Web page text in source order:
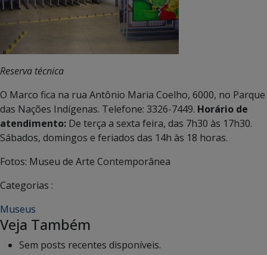
Reserva técnica
O Marco fica na rua Antônio Maria Coelho, 6000, no Parque
das Nações Indígenas. Telefone: 3326-7449. Horário de
atendimento: De terça a sexta feira, das 7h30 às 17h30.
Sábados, domingos e feriados das 14h às 18 horas.
Fotos: Museu de Arte Contemporânea
Categorias :
Museus
Veja Também
Sem posts recentes disponíveis.